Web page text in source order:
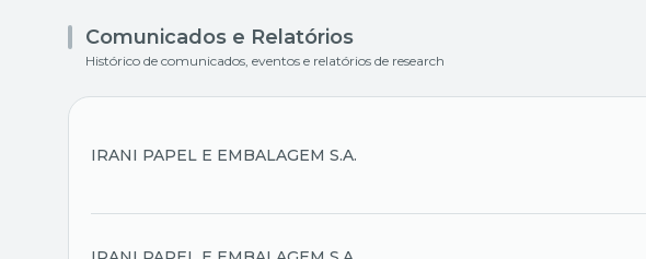
Comunicados e Relatórios
Histórico de comunicados, eventos e relatórios de research
IRANI PAPEL E EMBALAGEM S.A.